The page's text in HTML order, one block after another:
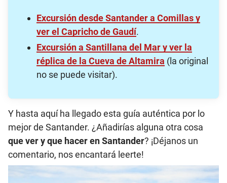
Excursión desde Santander a Comillas y
ver el Capricho de Gaudí.
Excursión a Santillana del Mar y ver la
réplica de la Cueva de Altamira (la original
no se puede visitar).
Y hasta aquí ha llegado esta guía auténtica por lo
mejor de Santander. ¿Añadirías alguna otra cosa
que ver y que hacer en Santander? ¡Déjanos un
comentario, nos encantará leerte!